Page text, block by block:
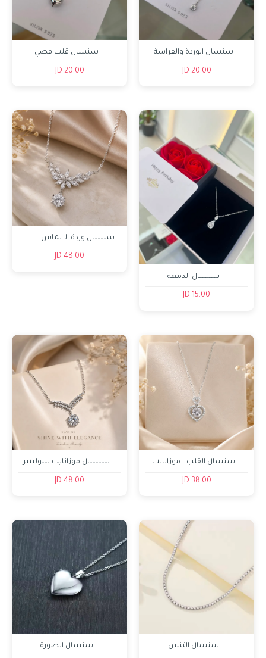
سنسال الوردة والفراشة
20.00 JD
سنسال قلب فضي
20.00 JD
سنسال الدمعة
15.00 JD
سنسال وردة الالماس
48.00 JD
سنسال القلب - موزانايت
38.00 JD
سنسال موزانايت سوليتير
48.00 JD
سنسال التنس سنسال الصورة